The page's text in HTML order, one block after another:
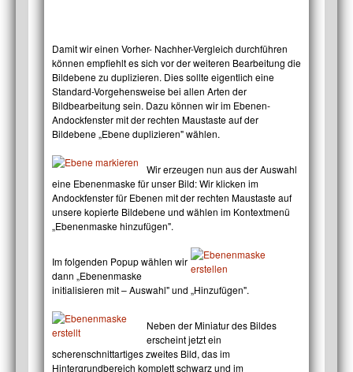
Damit wir einen Vorher- Nachher-Vergleich durchführen
können empfiehlt es sich vor der weiteren Bearbeitung die
Bildebene zu duplizieren. Dies sollte eigentlich eine
Standard-Vorgehensweise bei allen Arten der
Bildbearbeitung sein. Dazu können wir im Ebenen-
Andockfenster mit der rechten Maustaste auf der
Bildebene „Ebene duplizieren" wählen.
Wir erzeugen nun aus der Auswahl
eine Ebenenmaske für unser Bild: Wir klicken im
Andockfenster für Ebenen mit der rechten Maustaste auf
unsere kopierte Bildebene und wählen im Kontextmenü
„Ebenenmaske hinzufügen".
Im folgenden Popup wählen wir
dann „Ebenenmaske
initialisieren mit – Auswahl" und „Hinzufügen".
Neben der Miniatur des Bildes
erscheint jetzt ein
scherenschnittartiges zweites Bild, das im
Hintergrundbereich komplett schwarz und im